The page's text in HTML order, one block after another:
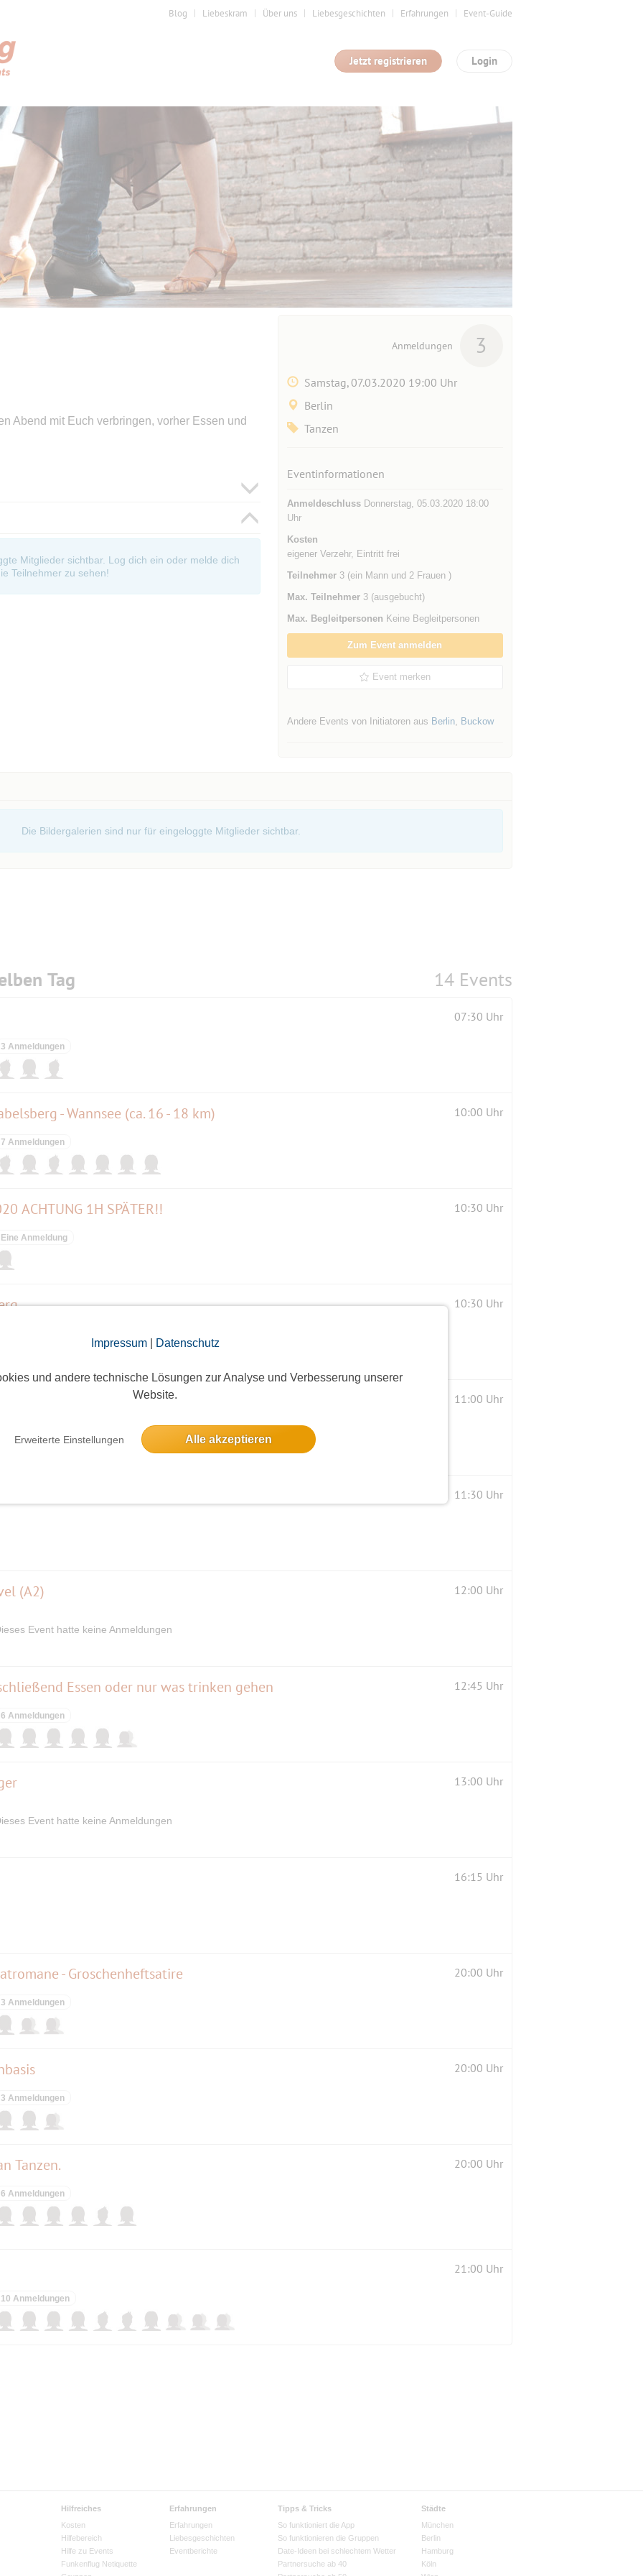
Impressum| Datenschutz
und andere technische Lösungen zur Analyse und Verbesserung unserer
Website.
Erweiterte Einstellungen Alle akzeptieren
Blog Liebeskram Über uns Liebesgeschichten Erfahrungen Event-Guide
Login
Jetzt registrieren
Abend mit Euch verbringen, vorher Essen und
Mitglieder sichtbar. Log dich ein oder melde dich
Teilnehmer zu sehen!
Anmeldungen 3
Samstag, 07.03.2020 19:00 Uhr
Berlin
Tanzen
Eventinformationen
AnmeldeschlussDonnerstag, 05.03.2020 18:00
Uhr
Kosten
eigener Verzehr, Eintritt frei
Teilnehmer3 (ein Mann und 2 Frauen )
Max. Teilnehmer3 (ausgebucht)
Max. Begleitpersonen Keine Begleitpersonen
Zum Event anmelden
Event merken
Andere Events von Initiatoren aus Berlin, Buckow
Die Bildergalerien sind nur für eingeloggte Mitglieder sichtbar.
Tag 14 Events
07:30 Uhr
3 Anmeldungen
- Wannsee (ca. 16 - 18 km) 10:00 Uhr
7 Anmeldungen
ACHTUNG 1H SPÄTER!! 10:30 Uhr
Eine Anmeldung
10:30 Uhr
11:00 Uhr
Dieses Event hatte keine Anmeldungen
der Brücke-Künstler. Mit Führung. 11:30 Uhr
(A2) 12:00 Uhr
Event hatte keine Anmeldungen
Essen oder nur was trinken gehen 12:45 Uhr
6 Anmeldungen
13:00 Uhr
Event hatte keine Anmeldungen
16:15 Uhr
- Groschenheftsatire 20:00 Uhr
3 Anmeldungen
20:00 Uhr
3 Anmeldungen
Tanzen. 20:00 Uhr
6 Anmeldungen
21:00 Uhr
10 Anmeldungen
Hilfreiches
Kosten
Hilfebereich
Hilfe zu Events
Funkenflug Netiquette
Erfahrungen
Erfahrungen
Liebesgeschichten
Eventberichte
Tipps & Tricks
So funktioniert die App
So funktionieren die Gruppen
Date-Ideen bei schlechtem Wetter
Partnersuche ab 40
Städte
München
Berlin
Hamburg
Köln